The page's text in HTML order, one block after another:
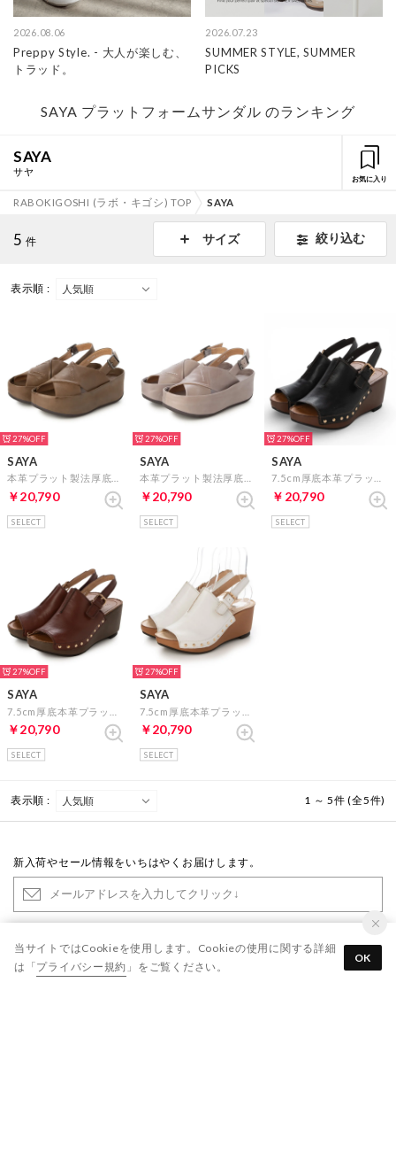
2026.08.06
Preppy Style. - 大人が楽しむ、
トラッド。
2026.07.23
SUMMER STYLE, SUMMER
PICKS
SAYA プラットフォームサンダル のランキング
SAYA
サヤ
お気に入り
RABOKIGOSHI (ラボ・キゴシ) TOP SAYA
5 件 サイズ 絞り込む
表示順 :
27%
SAYA
￥20,790
SELECT
27%
SAYA
￥20,790
SELECT
27%
SAYA
￥20,790
SELECT
27%
SAYA
￥20,790
SELECT
27%
SAYA
￥20,790
SELECT
表示順 : 1 ～ 5件 (全5件)
新入荷やセール情報をいちはやくお届けします。
※「登録する」ボタンをクリックすると、利用規約
プライバシー規約
当サイトではCookieを使用します。Cookieの使用に関する詳細
は「プライバシー規約 」をご覧ください。
OK